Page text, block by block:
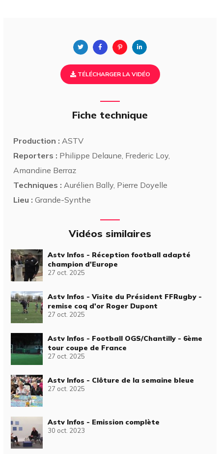
TÉLÉCHARGER LA VIDÉO
Fiche technique
Production : ASTV
Reporters : Philippe Delaune, Frederic Loy,
Amandine Berraz
Techniques : Aurélien Bally, Pierre Doyelle
Lieu : Grande-Synthe
Vidéos similaires
Astv Infos - Réception football adapté
champion d'Europe
27 oct. 2025
Astv Infos - Visite du Président FFRugby -
remise coq d'or Roger Dupont
27 oct. 2025
Astv Infos - Football OGS/Chantilly - 6ème
tour coupe de France
27 oct. 2025
Astv Infos - Clôture de la semaine bleue
27 oct. 2025
Astv Infos - Emission complète
30 oct. 2023